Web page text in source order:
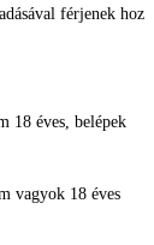
férjenek
18 éves, belépek
vagyok 18 éves